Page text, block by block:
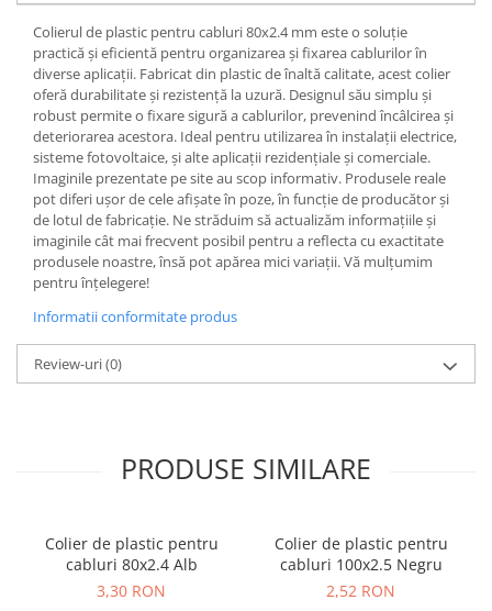
Montaj pe acoperis
Paratrăsnete ESE — PDA Integrat
Electric
Piese de adaptare
Prize, întrerupătoare, detectoare
de mișcare și accesorii
Altele
Butoane
Cadre de montaj aparent
Detectoare de mișcare
Doze
Obturatoare
Prelungitoare, Stechere, Accesorii
Prize de difuzor
Prize TV
Prize și fișe industriale
Colierul de plastic pentru cabluri 80x2.4 mm este o soluție
practică și eficientă pentru organizarea și fixarea cablurilor în
diverse aplicații. Fabricat din plastic de înaltă calitate, acest colier
oferă durabilitate și rezistență la uzură. Designul său simplu și
robust permite o fixare sigură a cablurilor, prevenind încâlcirea și
deteriorarea acestora. Ideal pentru utilizarea în instalații electrice,
sisteme fotovoltaice, și alte aplicații rezidențiale și comerciale.
Imaginile prezentate pe site au scop informativ. Produsele reale
pot diferi ușor de cele afișate în poze, în funcție de producător și
de lotul de fabricație. Ne străduim să actualizăm informațiile și
imaginile cât mai frecvent posibil pentru a reflecta cu exactitate
produsele noastre, însă pot apărea mici variații. Vă mulțumim
pentru înțelegere!
Informatii conformitate produs
Review-uri(0)
PRODUSE SIMILARE
Colier de plastic pentru
cabluri 80x2.4 Alb
3,30 RON
Colier de plastic pentru
cabluri 100x2.5 Negru
2,52 RON